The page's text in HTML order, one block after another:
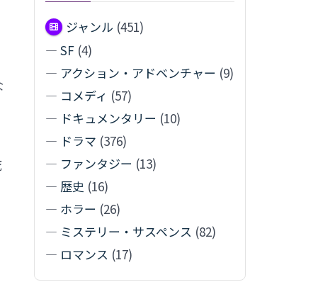
ジャンル (451)
— SF (4)
— アクション・アドベンチャー (9)
— コメディ (57)
— ドキュメンタリー (10)
— ドラマ (376)
— ファンタジー (13)
— 歴史 (16)
— ホラー (26)
— ミステリー・サスペンス (82)
— ロマンス (17)